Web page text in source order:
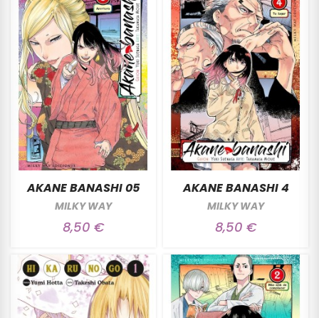
AKANE BANASHI 05
MILKY WAY
8,50 €
AKANE BANASHI 4
MILKY WAY
8,50 €